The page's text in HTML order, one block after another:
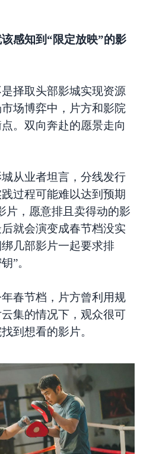
感知到“限定放映”的影
择取头部影城实现资源
场博弈中，片方和影院
。双向奔赴的愿景走向
从业者坦言，分线发行
过程可能难以达到预期
片，愿意排且卖得动的影
就会演变成春节档没实
几部影片一起要求排
”。
春节档，片方曾利用规
集的情况下，观众很可
到想看的影片。